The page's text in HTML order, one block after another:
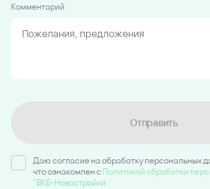
Комментарий
Отправить
Даю согласие на обработку персональных
что ознакомлен c Политикой обработки
"ВКБ-Новостройки